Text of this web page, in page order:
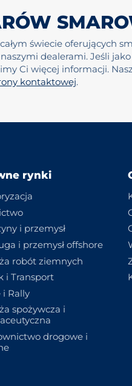
świecie oferujących
dealerami. Jeśli
Ci więcej informacji.
kontaktowej.
rynki
i przemysł
i przemysł offshore
robót ziemnych
i Transport
i Rally
spożywcza i
drogowe i